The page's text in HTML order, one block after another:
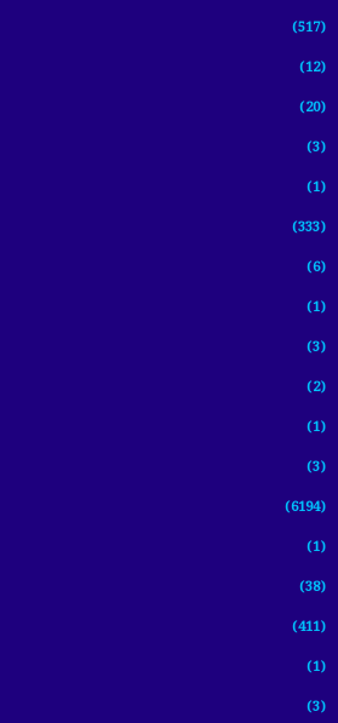
(517)
(12)
(20)
(3)
(1)
(333)
(6)
(1)
(3)
(2)
(1)
(3)
(6194)
(1)
(38)
(411)
(1)
(3)